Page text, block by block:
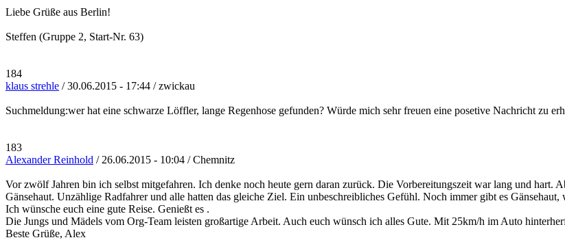
Liebe Grüße aus Berlin!
Steffen (Gruppe 2, Start-Nr. 63)
184
klaus strehle / 30.06.2015 - 17:44 / zwickau
Suchmeldung:wer hat eine schwarze Löffler, lange Regenhose gefunden? Würde mich sehr freuen eine posetive Nachricht zu
183
Alexander Reinhold / 26.06.2015 - 10:04 / Chemnitz
Vor zwölf Jahren bin ich selbst mitgefahren. Ich denke noch heute gern daran zurück. Die Vorbereitungszeit war lang und hart.
Gänsehaut. Unzählige Radfahrer und alle hatten das gleiche Ziel. Ein unbeschreibliches Gefühl. Noch immer gibt es
Ich wünsche euch eine gute Reise. Genießt es .
Die Jungs und Mädels vom Org-Team leisten großartige Arbeit. Auch euch wünsch ich alles Gute. Mit 25km/h im Auto
Beste Grüße, Alex